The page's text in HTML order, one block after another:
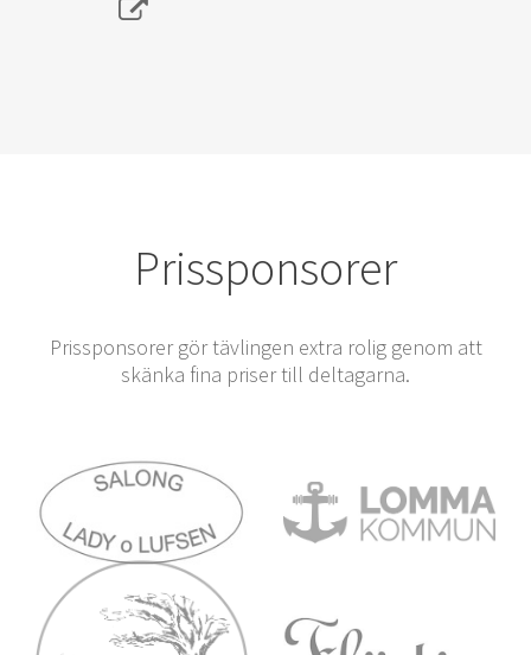
Prissponsorer
Prissponsorer gör tävlingen extra rolig genom att
skänka fina priser till deltagarna.